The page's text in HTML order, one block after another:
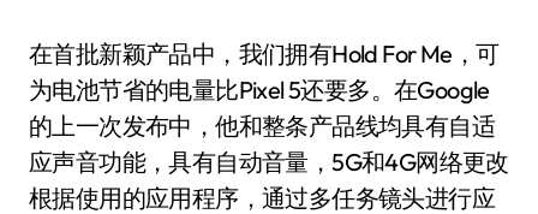
在首批新颖产品中，我们拥有Hold For Me，可
为电池节省的电量比Pixel 5还要多。在Google
的上一次发布中，他和整条产品线均具有自适
应声音功能，具有自动音量，5G和4G网络更改
根据使用的应用程序，通过多任务镜头进行应